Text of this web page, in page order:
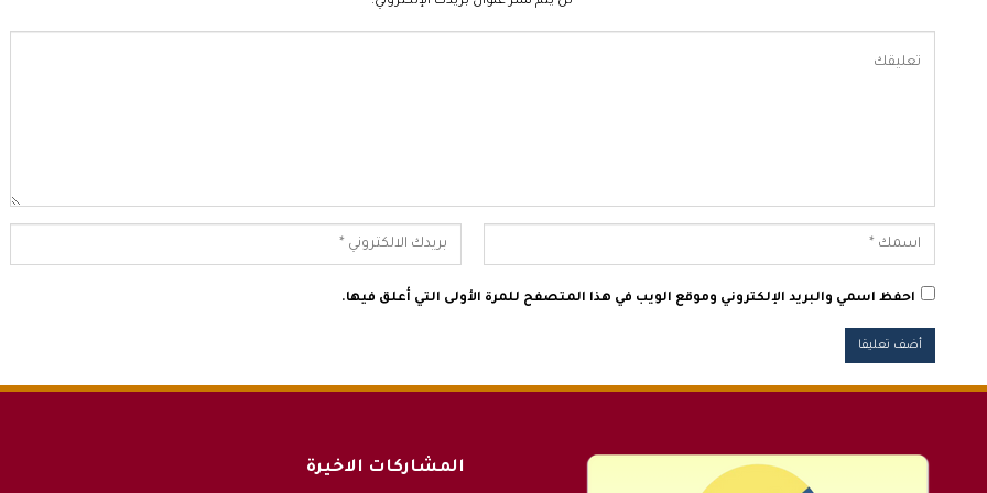
احفظ اسمي والبريد الإلكتروني وموقع الويب في هذا المتصفح للمرة الأولى التي أعلق فيها.
المشاركات الاخيرة